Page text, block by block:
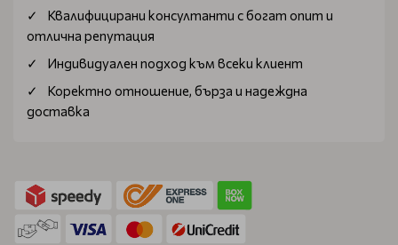
Квалифицирани консултанти с богат опит и
отлична репутация
Индивидуален подход към всеки клиент
Коректно отношение, бърза и надеждна
доставка